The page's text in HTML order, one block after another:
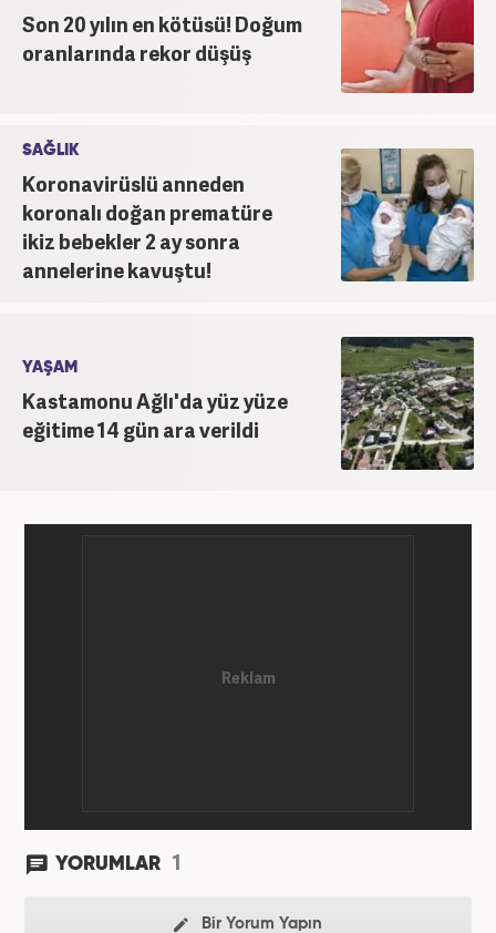
Son 20 yılın en kötüsü! Doğum
oranlarında rekor düşüş
SAĞLIK
Koronavirüslü anneden
koronalı doğan prematüre
ikiz bebekler 2 ay sonra
annelerine kavuştu!
YAŞAM
Kastamonu Ağlı'da yüz yüze
eğitime 14 gün ara verildi
YORUMLAR 1
Bir Yorum Yapın